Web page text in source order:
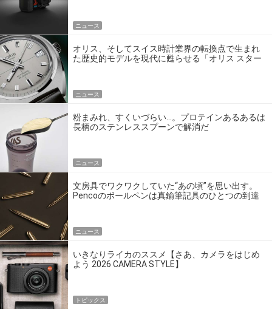
ニュース
オリス、そしてスイス時計業界の転換点で生まれ
た歴史的モデルを現代に甦らせる「オリス スター
ニュース
粉まみれ、すくいづらい…。プロテインあるあるは
長柄のステンレススプーンで解消だ
ニュース
文房具でワクワクしていた“あの頃”を思い出す。
Pencoのボールペンは真鍮筆記具のひとつの到達
ニュース
いきなりライカのススメ【さあ、カメラをはじめ
よう 2026 CAMERA STYLE】
トピックス